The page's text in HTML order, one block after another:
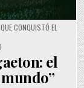
CONQUISTÓ EL
el